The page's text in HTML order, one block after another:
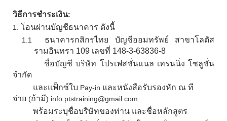
วิธีการชำระเงิน:
1.
โอนผ่านบัญชีธนาคาร ดังนี้
1.1 ธนาคารกสิกรไทย บัญชีออมทรัพย์ สาขาโลตัส
รามอินทรา 109 เลขที่ 148-3-63836-8
ชื่อบัญชี บริษัท โปรเฟสชั่นแนล เทรนนิ่ง โซลูชั่น
จำกัด
และแฟ็กซ์ใบ Pay-in และหนังสือรับรองหัก ณ ที
จ่าย (ถ้ามี) info.ptstraining@gmail.com
พร้อมระบุชื่อบริษัทของท่าน และชื่อหลักสูตร